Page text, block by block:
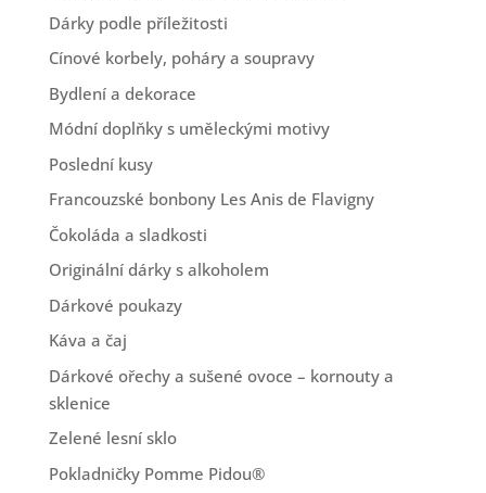
Dárky podle příležitosti
Cínové korbely, poháry a soupravy
Bydlení a dekorace
Módní doplňky s uměleckými motivy
Poslední kusy
Francouzské bonbony Les Anis de Flavigny
Čokoláda a sladkosti
Originální dárky s alkoholem
Dárkové poukazy
Káva a čaj
Dárkové ořechy a sušené ovoce – kornouty a
sklenice
Zelené lesní sklo
Pokladničky Pomme Pidou®